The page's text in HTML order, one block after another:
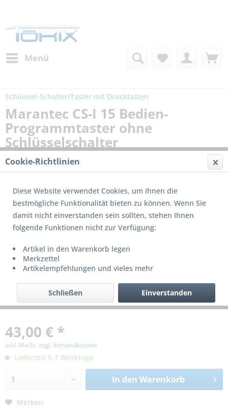
Menü
Schlüssel-Schalter/Taster mit Drucktasten
Marantec CS-I 15 Bedien-
Programmtaster ohne
Schlüsselschalter
43,00 € *
inkl. MwSt. zzgl. Versandkosten
Lieferzeit 5-7 Werktage
In den Warenkorb
Merken
Cookie-Richtlinien
Diese Website verwendet Cookies, um Ihnen die
bestmögliche Funktionalität bieten zu können. Wenn Sie
damit nicht einverstanden sein sollten, stehen Ihnen
folgende Funktionen nicht zur Verfügung:
Artikel in den Warenkorb legen
Merkzettel
Artikelempfehlungen und vieles mehr
Einverstanden
Schließen